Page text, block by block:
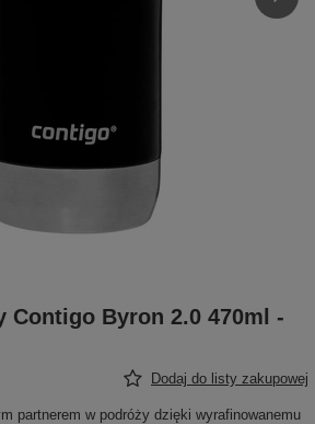
Contigo Byron 2.0 470ml -
Dodaj do listy zakupowej
partnerem w podróży dzięki wyrafinowanemu